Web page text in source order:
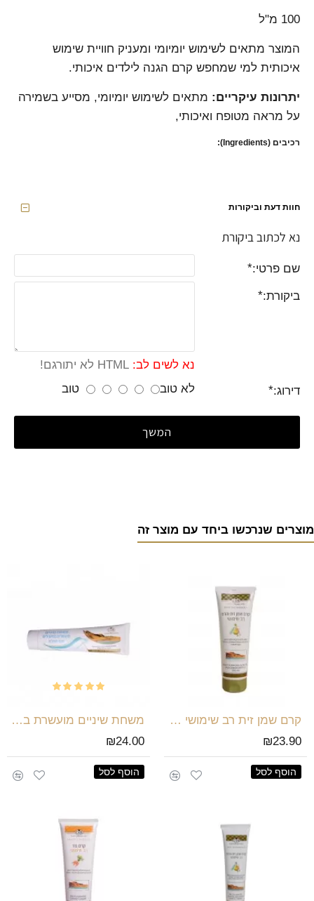
100 מ"ל
המוצר מתאים לשימוש יומיומי ומעניק חוויית שימוש
איכותית למי שמחפש קרם הגנה לילדים איכותי.
יתרונות עיקריים: מתאים לשימוש יומיומי, מסייע בשמירה
על מראה מטופח ואיכותי,
רכיבים (Ingredients):
חוות דעת וביקורות
נא לכתוב ביקורת
שם פרטי:
ביקורת:
נא לשים לב:
דירוג:
לא טוב טוב
המשך
מוצרים שנרכשו ביחד עם מוצר זה
קרם שמן זית רב שימושי 250 מל
₪23.90
הוסף לסל
משחת שיניים מועשרת במינרלים מים המלח
₪24.00
הוסף לסל